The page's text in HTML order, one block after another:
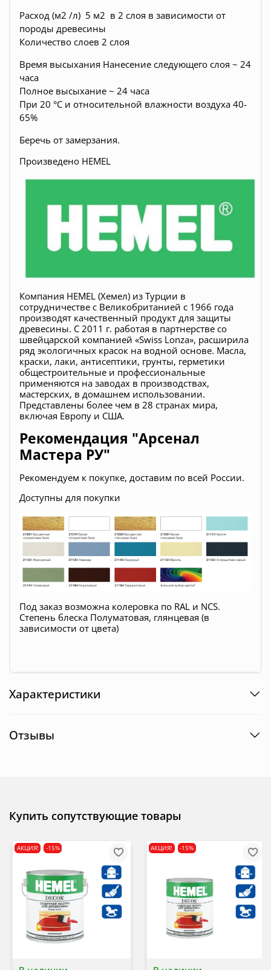
Расход (м2 /л) 5 м2 в 2 слоя в зависимости от
породы древесины
Количество слоев 2 слоя
Время высыхания Нанесение следующего слоя ~ 24
часа
Полное высыхание ~ 24 часа
При 20 °C и относительной влажности воздуха 40-
65%
Беречь от замерзания.
Произведено HEMEL
Компания HEMEL (Хемел) из Турции в
сотрудничестве с Великобританией с 1966 года
производят качественный продукт для защиты
древесины. С 2011 г. работая в партнерстве со
швейцарской компанией «Swiss Lonza», расширила
ряд экологичных красок на водной основе. Масла,
краски, лаки, антисептики, грунты, герметики
общестроительные и профессиональные
применяются на заводах в производствах,
мастерских, в домашнем использовании.
Представлены более чем в 28 странах мира,
включая Европу и США.
Рекомендация "Арсенал
Мастера РУ"
Рекомендуем к покупке, доставим по всей России.
Доступны для покупки
Под заказ возможна колеровка по RAL и NCS.
Степень блеска Полуматовая, глянцевая (в
зависимости от цвета)
Характеристики
Отзывы
Купить сопутствующие товары
АКЦИЯ! -15% АКЦИЯ! -15%